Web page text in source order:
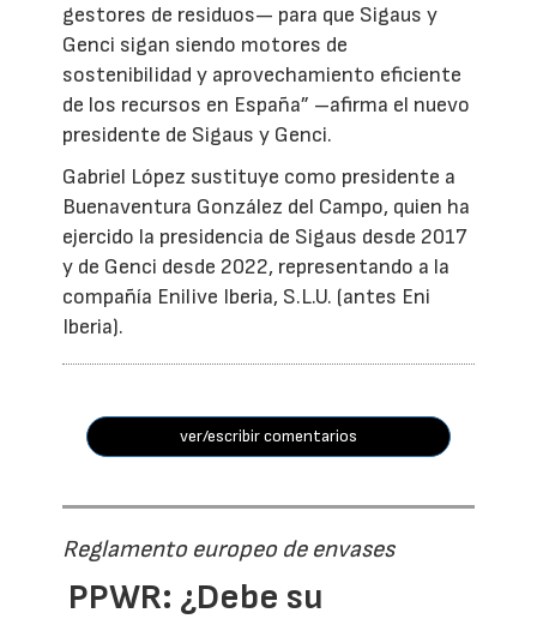
gestores de residuos— para que Sigaus y
Genci sigan siendo motores de
sostenibilidad y aprovechamiento eficiente
de los recursos en España” –afirma el nuevo
presidente de Sigaus y Genci.
Gabriel López sustituye como presidente a
Buenaventura González del Campo, quien ha
ejercido la presidencia de Sigaus desde 2017
y de Genci desde 2022, representando a la
compañía Enilive Iberia, S.L.U. (antes Eni
Iberia).
ver/escribir comentarios
Reglamento europeo de envases
PPWR: ¿Debe su